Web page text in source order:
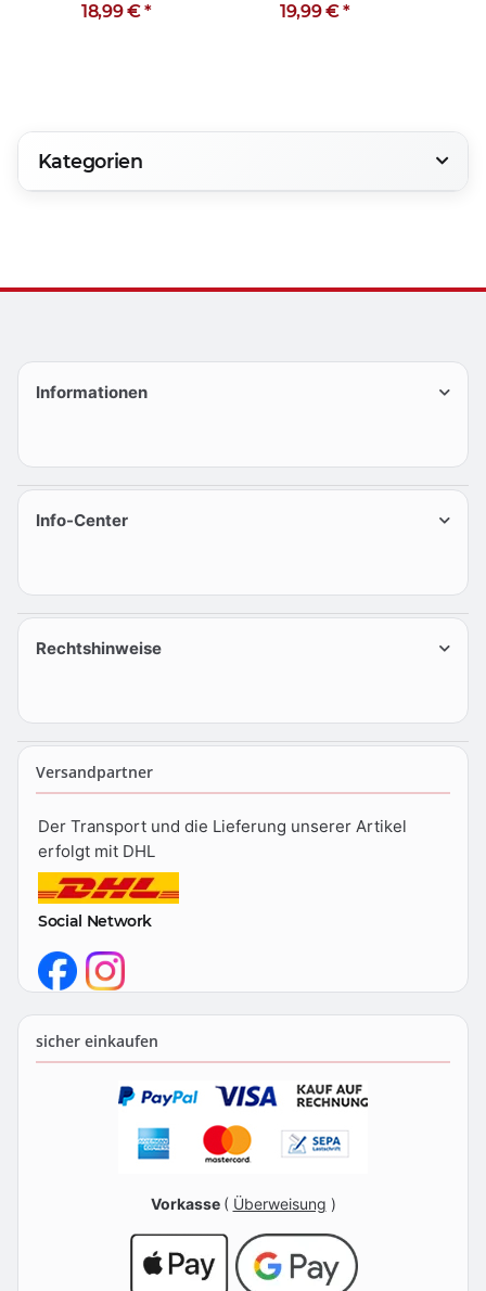
Loch Korn 80
18,99 €*
Loch Korn 40
19,99 €*
Kategorien
Informationen
Info-Center
Rechtshinweise
Versandpartner
Der Transport und die Lieferung unserer Artikel
erfolgt mit DHL
Social Network
sicher einkaufen
Vorkasse ( Überweisung )